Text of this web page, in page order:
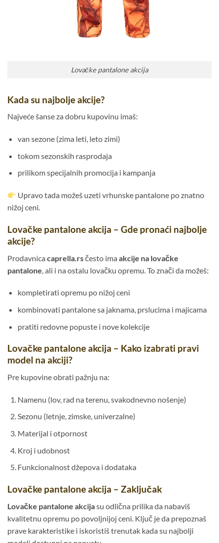
Lovačke pantalone akcija
Kada su najbolje akcije?
Najveće šanse za dobru kupovinu imaš:
van sezone (zima leti, leto zimi)
tokom sezonskih rasprodaja
prilikom specijalnih promocija i kampanja
Upravo tada možeš uzeti vrhunske pantalone po znatno
nižoj ceni.
Lovačke pantalone akcija – Gde pronaći najbolje
akcije?
Prodavnica caprella.rsčesto ima akcije na lovačke
pantalone , ali i na ostalu lovačku opremu. To znači da možeš:
kompletirati opremu po nižoj ceni
kombinovati pantalone sa jaknama, prslucima i majicama
pratiti redovne popuste i nove kolekcije
Lovačke pantalone akcija – Kako izabrati pravi
model na akciji?
Pre kupovine obrati pažnju na:
Namenu (lov, rad na terenu, svakodnevno nošenje)
Sezonu (letnje, zimske, univerzalne)
Materijal i otpornost
Kroj i udobnost
Funkcionalnost džepova i dodataka
Lovačke pantalone akcija – Zaključak
Lovačke pantalone akcijasu odlična prilika da nabaviš
kvalitetnu opremu po povoljnijoj ceni. Ključ je da prepoznaš
prave karakteristike i iskoristiš trenutak kada su najbolji